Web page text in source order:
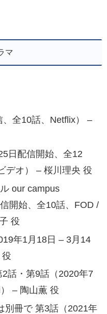
マ
全10話、Netflix） –
日配信開始、全12
デオ） – 桜川理央 役
our campus
開始、全10話、FOD /
役
年1月18日 – 3月14
話・第9話（2020年7
– 陶山薫 役
別冊で 第3話（2021年